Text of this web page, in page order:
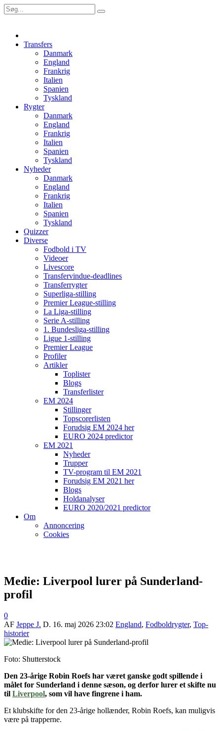
Transfers
Danmark
England
Frankrig
Italien
Spanien
Tyskland
Rygter
Danmark
England
Frankrig
Italien
Spanien
Tyskland
Nyheder
Danmark
England
Frankrig
Italien
Spanien
Tyskland
Quizzer
Diverse
Fodbold i TV
Videoer
Livescore
Transfervindue-deadlines
Transferrygter
Superliga-stilling
Premier League-stilling
La Liga-stilling
Serie A-stilling
1. Bundesliga-stilling
Ligue 1-stilling
Premier League
Profiler
Artikler
Toplister
Blogs
Transferlister
EM 2024
Stillinger
Topscorerlisten
Forudsig EM 2024 her
EURO 2024 predictor
EM 2021
Nyheder
Trupper
TV-program til EM 2021
Forudsig EM 2021 her
Blogs
Holdanalyser
EURO 2020/2021 predictor
Om
Annoncering
Cookies
Medie: Liverpool lurer på Sunderland-
profil
0
AF Jeppe J. D. 16. maj 2026 23:02 England, Fodboldrygter, Top-
historier
Foto: Shutterstock
Den 23-årige Robin Roefs har været ganske godt spillende i
målet for Sunderland i denne sæson, og derfor lurer et skifte nu
til Liverpool, som vil have fingrene i ham.
Et klubskifte for den 23-årige hollænder, Robin Roefs, kan muligvis
være på trapperne.